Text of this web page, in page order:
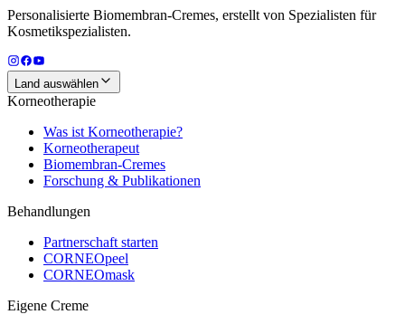
Personalisierte Biomembran-Cremes, erstellt von Spezialisten für
Kosmetikspezialisten.
Land auswählen
Korneotherapie
Was ist Korneotherapie?
Korneotherapeut
Biomembran-Cremes
Forschung & Publikationen
Behandlungen
Partnerschaft starten
CORNEOpeel
CORNEOmask
Eigene Creme